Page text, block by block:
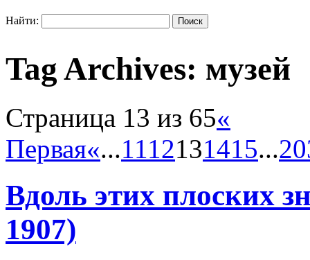
Найти:
Tag Archives: музей
Страница 13 из 65«
Первая«...1112131415...20
Вдоль этих плоских
1907)